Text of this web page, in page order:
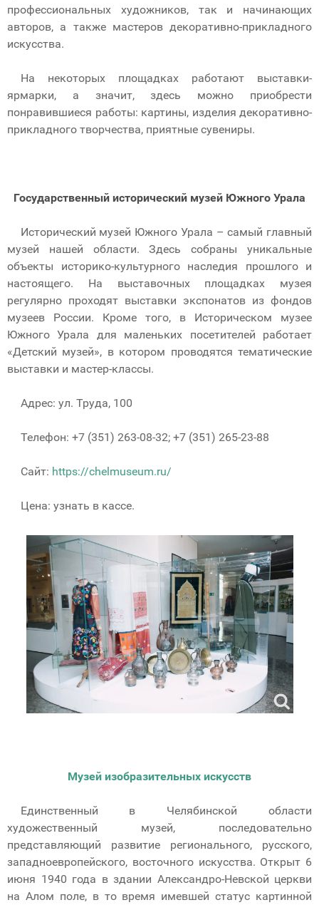
профессиональных художников, так и начинающих
авторов, а также мастеров декоративно-прикладного
искусства.
На некоторых площадках работают выставки-
ярмарки, а значит, здесь можно приобрести
понравившиеся работы: картины, изделия декоративно-
прикладного творчества, приятные сувениры.
Государственный исторический музей Южного Урала
Исторический музей Южного Урала – самый главный
музей нашей области. Здесь собраны уникальные
объекты историко-культурного наследия прошлого и
настоящего. На выставочных площадках музея
регулярно проходят выставки экспонатов из фондов
музеев России. Кроме того, в Историческом музее
Южного Урала для маленьких посетителей работает
«Детский музей», в котором проводятся тематические
выставки и мастер-классы.
Адрес: ул. Труда, 100
Телефон: +7 (351) 263-08-32; +7 (351) 265-23-88
Сайт: https://chelmuseum.ru/
Цена: узнать в кассе.
Музей изобразительных искусств
Единственный в Челябинской области
художественный музей, последовательно
представляющий развитие регионального, русского,
западноевропейского, восточного искусства. Открыт 6
июня 1940 года в здании Александро-Невской церкви
на Алом поле, в то время имевшей статус картинной